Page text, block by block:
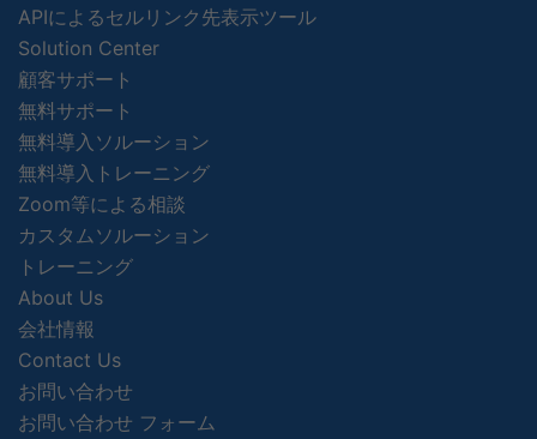
APIによるセルリンク先表示ツール
Solution Center
顧客サポート
無料サポート
無料導入ソルーション
無料導入トレーニング
Zoom等による相談
カスタムソルーション
トレーニング
About Us
会社情報
Contact Us
お問い合わせ
お問い合わせ フォーム